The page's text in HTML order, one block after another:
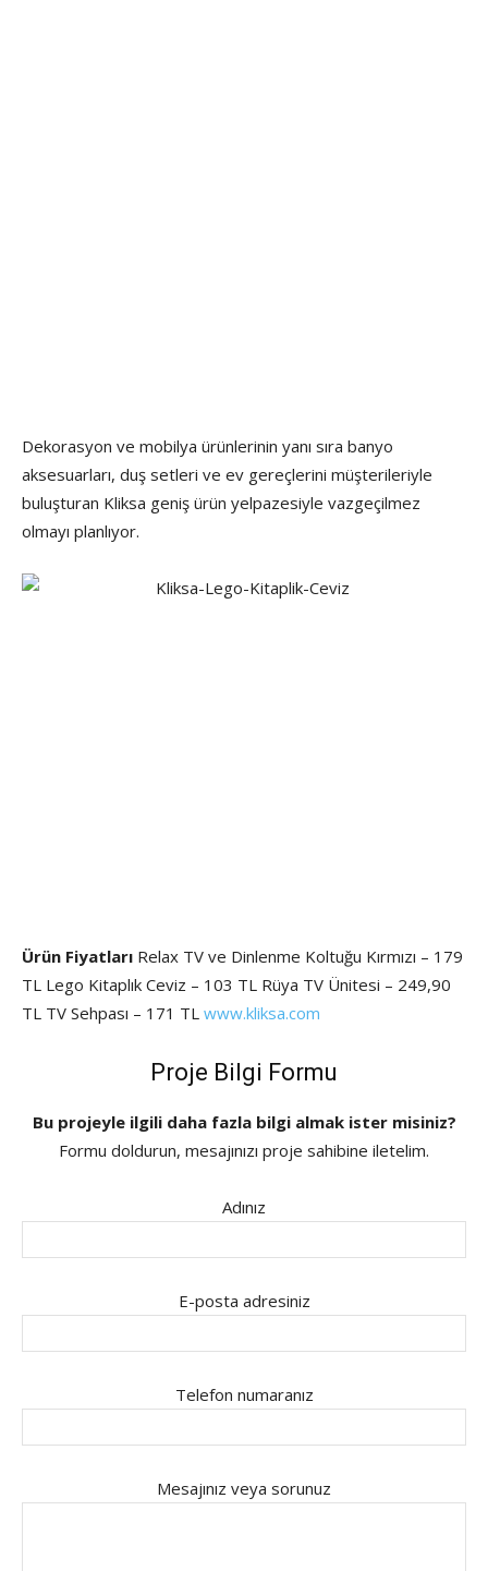
Dekorasyon ve mobilya ürünlerinin yanı sıra banyo
aksesuarları, duş setleri ve ev gereçlerini müşterileriyle
buluşturan Kliksa geniş ürün yelpazesiyle vazgeçilmez
olmayı planlıyor.
Ürün Fiyatları Relax TV ve Dinlenme Koltuğu Kırmızı – 179
TL Lego Kitaplık Ceviz – 103 TL Rüya TV Ünitesi – 249,90
TL TV Sehpası – 171 TL www.kliksa.com
Proje Bilgi Formu
Bu projeyle ilgili daha fazla bilgi almak ister misiniz?
Formu doldurun, mesajınızı proje sahibine iletelim.
Adınız
E-posta adresiniz
Telefon numaranız
Mesajınız veya sorunuz